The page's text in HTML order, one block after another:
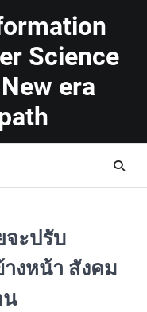
Science
era
จะปรับ
างหน้า สังคม